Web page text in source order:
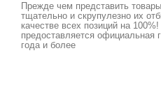
Прежде чем представить
тщательно и скрупулезно их
качестве всех позиций на
предоставляется официальная
года и более